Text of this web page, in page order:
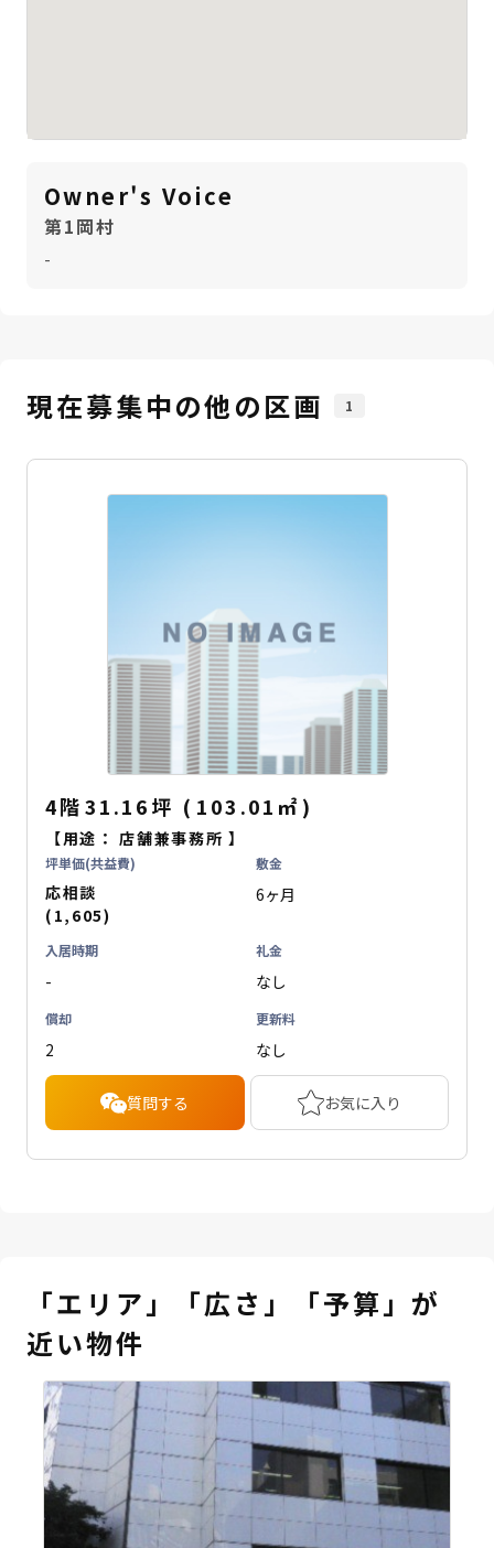
Owner's Voice
第1岡村
-
現在募集中の他の区画 1
4階31.16坪 ( 103.01 ㎡ )
【用途：店舗兼事務所 】
坪単価(共益費)
応相談
(1,605)
敷金
6ヶ月
入居時期
-
礼金
なし
償却
2
更新料
なし
質問する お気に入り
「エリア」「広さ」「予算」が
近い物件